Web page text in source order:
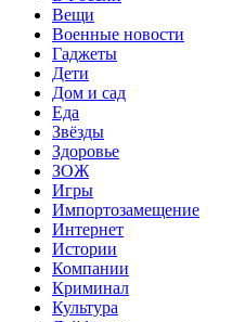
Вещи
Военные новости
Гаджеты
Дети
Дом и сад
Еда
Звёзды
Здоровье
ЗОЖ
Игры
Импортозамещение
Интернет
Истории
Компании
Криминал
Культура